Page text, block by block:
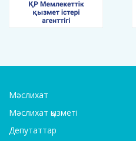
Мәслихат
Мәслихат қызметі
Депутаттар